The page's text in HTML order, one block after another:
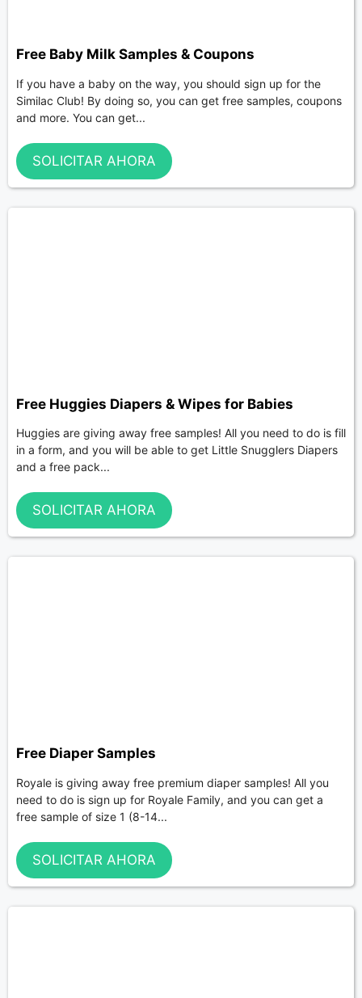
Free Baby Milk Samples & Coupons
If you have a baby on the way, you should sign up for the
Similac Club! By doing so, you can get free samples, coupons
and more. You can get...
SOLICITAR AHORA
Free Huggies Diapers & Wipes for Babies
Huggies are giving away free samples! All you need to do is fill
in a form, and you will be able to get Little Snugglers Diapers
and a free pack...
SOLICITAR AHORA
Free Diaper Samples
Royale is giving away free premium diaper samples! All you
need to do is sign up for Royale Family, and you can get a
free sample of size 1 (8-14...
SOLICITAR AHORA